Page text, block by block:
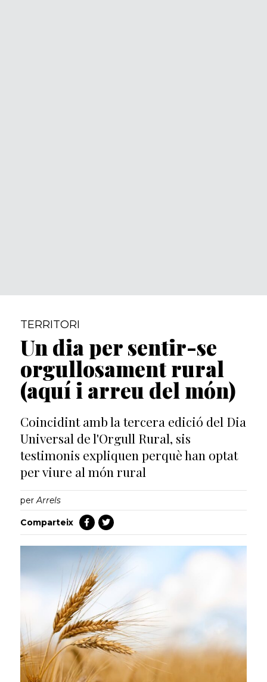
TERRITORI
Un dia per sentir-se
orgullosament rural
(aquí i arreu del món)
Coincidint amb la tercera edició del Dia
Universal de l'Orgull Rural, sis
testimonis expliquen perquè han optat
per viure al món rural
perArrels
Comparteix